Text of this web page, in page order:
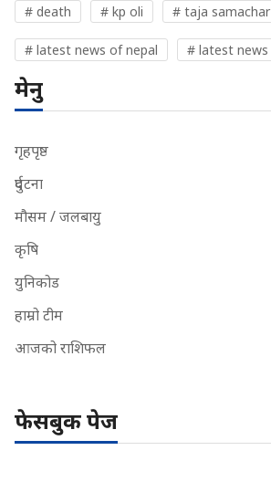
# death # kp oli # taja samachar
# latest news of nepal # latest news
मेनु
गृहपृष्ठ
दुर्घटना
मौसम / जलबायु
कृषि
युनिकोड
हाम्रो टीम
आजको राशिफल
फेसबुक पेज